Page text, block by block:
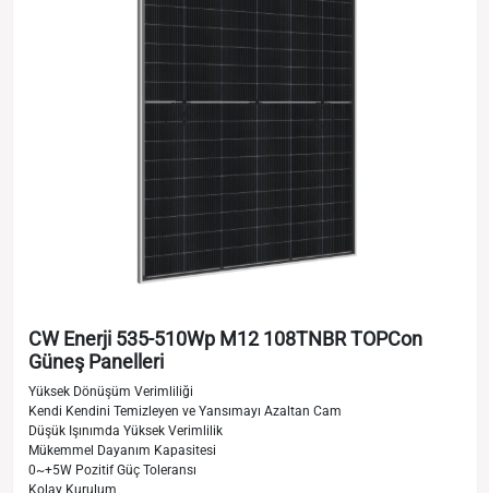
CW Enerji 535-510Wp M12 108TNBR TOPCon
Güneş Panelleri
Yüksek Dönüşüm Verimliliği
Kendi Kendini Temizleyen ve Yansımayı Azaltan Cam
Düşük Işınımda Yüksek Verimlilik
Mükemmel Dayanım Kapasitesi
0~+5W Pozitif Güç Toleransı
Kolay Kurulum